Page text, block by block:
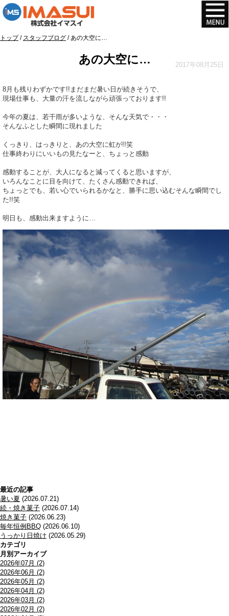
現
トップ/ スタッフブログ / あの大空に…
あの大空に… 2017年08月25日
8月も残りわずかです!!まだまだ暑い日が続きそうで、
現場仕事も、大量の汗を流しながら頑張っております!!
今年の夏は、若干雨が多いような、そんな天気で・・・
そんなふとした瞬間に現れました
くっきり、はっきりと、あの大空に虹が!!笑
仕事終わりにいいもの見たなーと、ちょっと感動
感動することが、大人になると減ってくると思いますが、
いろんなことに目を向けて、たくさん感動できれば、
ちょっとでも、若い心でいられるかなと、勝手に思い込むそんな瞬間でし
た!!笑
明日も、感動出来ますように…
最近の記事
暑い夏 (2026.07.21)
続・焼き菓子 (2026.07.14)
焼き菓子 (2026.06.23)
毎年恒例BBQ (2026.06.10)
うっかり日焼け (2026.05.29)
カテゴリ
月別アーカイブ
2026年07月 (2)
2026年06月 (2)
2026年05月 (2)
2026年04月 (2)
2026年03月 (2)
2026年02月 (2)